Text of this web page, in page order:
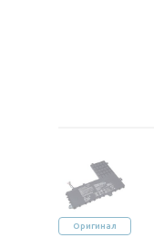
Оригинал